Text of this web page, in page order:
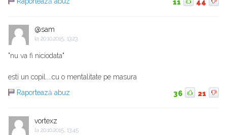
11 44
@sam
la 20.10.2015, 13:23
"nu va fi niciodata"
esti un copil....cu o mentalitate pe masura
Raportează abuz
36 21
vortexz
la 20.10.2015, 13:45